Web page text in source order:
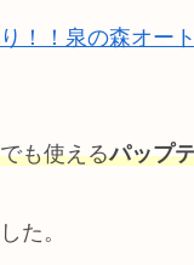
！！泉の森オー
も使えるパップ
た。